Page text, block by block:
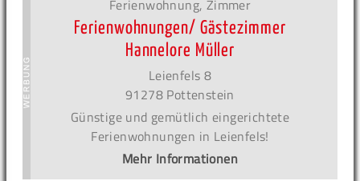
Ferienwohnung, Zimmer
Ferienwohnungen/ Gästezimmer
Hannelore Müller
Leienfels 8
91278 Pottenstein
Günstige und gemütlich eingerichtete
Ferienwohnungen in Leienfels!
Mehr Informationen